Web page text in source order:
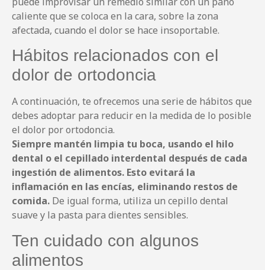
caliente que se coloca en la cara, sobre la zona
afectada, cuando el dolor se hace insoportable.
Hábitos relacionados con el
dolor de ortodoncia
A continuación, te ofrecemos una serie de hábitos que
debes adoptar para reducir en la medida de lo posible
el dolor por ortodoncia.
Siempre mantén limpia tu boca, usando el hilo
dental o el cepillado interdental después de cada
ingestión de alimentos. Esto evitará la
inflamación en las encías, eliminando restos de
comida. De igual forma, utiliza un cepillo dental
suave y la pasta para dientes sensibles.
Ten cuidado con algunos
alimentos